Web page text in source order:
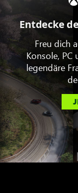
Entdecke
Freu dich
Konsole, PC
legendäre